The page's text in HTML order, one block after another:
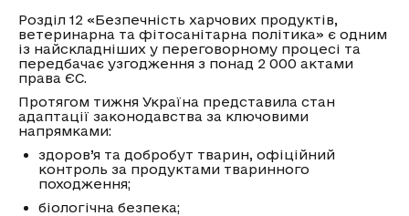
Розділ 12 «Безпечність харчових продуктів,
ветеринарна та фітосанітарна політика» є одним
із найскладніших у переговорному процесі та
передбачає узгодження з понад 2 000 актами
права ЄС.
Протягом тижня Україна представила стан
адаптації законодавства за ключовими
напрямками:
здоров’я та добробут тварин, офіційний
контроль за продуктами тваринного
походження;
біологічна безпека;